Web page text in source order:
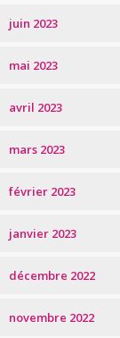
juin 2023
mai 2023
avril 2023
mars 2023
février 2023
janvier 2023
décembre 2022
novembre 2022